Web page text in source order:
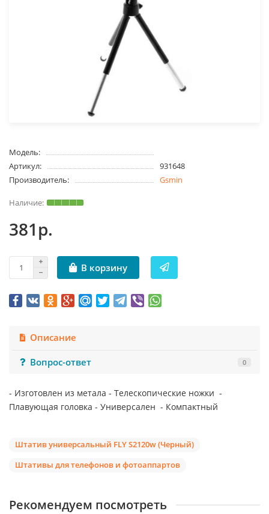
Модель:
Артикул:
931648
Производитель:
Gsmin
381р.
В корзину
Описание
Вопрос-ответ
0
- Изготовлен из метала - Телескопические ножки -
Плавующая головка - Универсален - Компактный
Штатив универсальный FLY S2120w (Черный)
Штативы для телефонов и фотоаппартов
Рекомендуем посмотреть